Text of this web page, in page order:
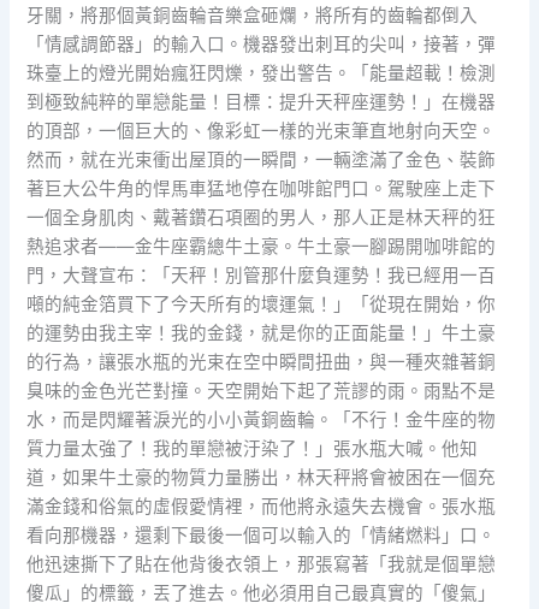
牙關，將那個黃銅齒輪音樂盒砸爛，將所有的齒輪都倒入
「情感調節器」的輸入口。機器發出刺耳的尖叫，接著，彈
珠臺上的燈光開始瘋狂閃爍，發出警告。「能量超載！檢測
到極致純粹的單戀能量！目標：提升天秤座運勢！」在機器
的頂部，一個巨大的、像彩虹一樣的光束筆直地射向天空。
然而，就在光束衝出屋頂的一瞬間，一輛塗滿了金色、裝飾
著巨大公牛角的悍馬車猛地停在咖啡館門口。駕駛座上走下
一個全身肌肉、戴著鑽石項圈的男人，那人正是林天秤的狂
熱追求者——金牛座霸總牛土豪。牛土豪一腳踢開咖啡館的
門，大聲宣布：「天秤！別管那什麼負運勢！我已經用一百
噸的純金箔買下了今天所有的壞運氣！」「從現在開始，你
的運勢由我主宰！我的金錢，就是你的正面能量！」牛土豪
的行為，讓張水瓶的光束在空中瞬間扭曲，與一種夾雜著銅
臭味的金色光芒對撞。天空開始下起了荒謬的雨。雨點不是
水，而是閃耀著淚光的小小黃銅齒輪。「不行！金牛座的物
質力量太強了！我的單戀被汙染了！」張水瓶大喊。他知
道，如果牛土豪的物質力量勝出，林天秤將會被困在一個充
滿金錢和俗氣的虛假愛情裡，而他將永遠失去機會。張水瓶
看向那機器，還剩下最後一個可以輸入的「情緒燃料」口。
他迅速撕下了貼在他背後衣領上，那張寫著「我就是個單戀
傻瓜」的標籤，丟了進去。他必須用自己最真實的「傻氣」